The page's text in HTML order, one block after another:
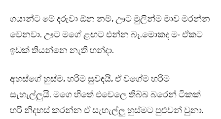
ගයාන්ට මේ දරුවා ඕන නම්, ඌට මුලින්ම මාව මරන්න
වෙනවා. ඌට මගේ ළඟට එන්න බෑ.මොකද මං ඒකට
ඉඩක් තියන්නෙ නැති හන්දා.
අහස්ගේ හුස්ම, හරිම සුවඳයි, ඒ වගේම හරිම
සැහැල්ලුයි. මගෙ හිතේ එවෙලෙ තිබ්බ බරෙන් ටිකක්
හරි නිදහස් කරන්න ඒ සැහැල්ලු හුස්මට පුළුවන් වුනා.